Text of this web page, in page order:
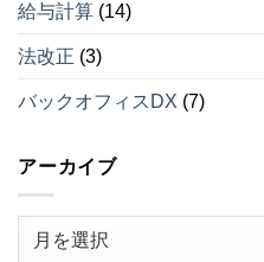
５
の
は
給与計算 (14)
法改正 (3)
バックオフィスDX (7)
アーカイブ